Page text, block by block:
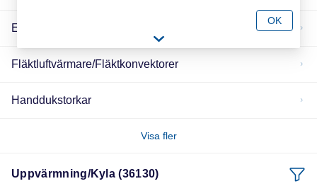
Elpatroner
Fläktluftvärmare/Fläktkonvektorer
Handdukstorkar
Visa fler
Uppvärmning/Kyla (36130)
OK